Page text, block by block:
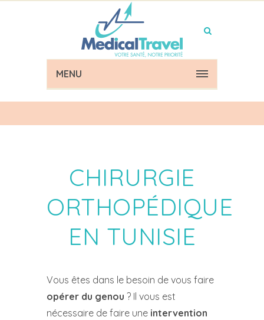
MENU
CHIRURGIE
ORTHOPÉDIQUE
EN TUNISIE
Vous êtes dans le besoin de vous faire
opérer du genou ? Il vous est
nécessaire de faire une intervention